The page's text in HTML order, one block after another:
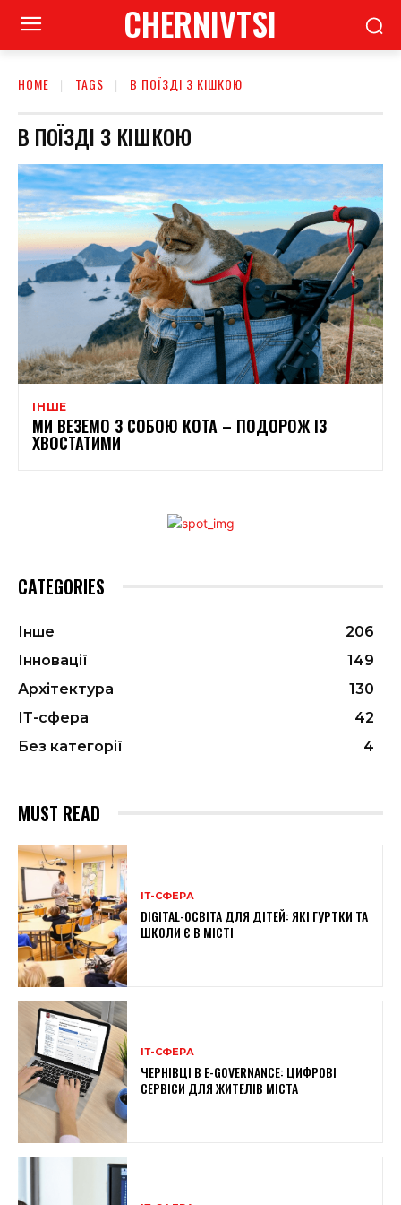
CHERNIVTSI
HOME TAGS В ПОЇЗДІ З КІШКОЮ
В ПОЇЗДІ З КІШКОЮ
ІНШЕ
МИ ВЕЗЕМО З СОБОЮ КОТА – ПОДОРОЖ ІЗ
ХВОСТАТИМИ
CATEGORIES
Інше
206
Інновації
149
Архітектура
130
ІТ-сфера
42
Без категорії
4
MUST READ
ІТ-СФЕРА
DIGITAL-ОСВІТА ДЛЯ ДІТЕЙ: ЯКІ ГУРТКИ ТА
ШКОЛИ Є В МІСТІ
ІТ-СФЕРА
ЧЕРНІВЦІ В E-GOVERNANCE: ЦИФРОВІ
СЕРВІСИ ДЛЯ ЖИТЕЛІВ МІСТА